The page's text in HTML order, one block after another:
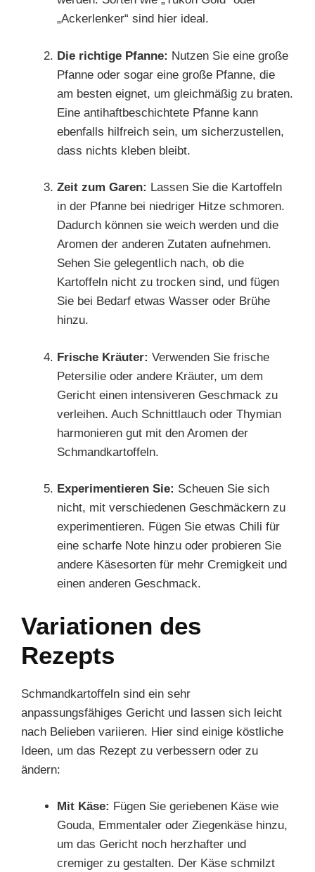
„Ackerlenker“ sind hier ideal.
Die richtige Pfanne: Nutzen Sie eine große
Pfanne oder sogar eine große Pfanne, die
am besten eignet, um gleichmäßig zu braten.
Eine antihaftbeschichtete Pfanne kann
ebenfalls hilfreich sein, um sicherzustellen,
dass nichts kleben bleibt.
Zeit zum Garen: Lassen Sie die Kartoffeln
in der Pfanne bei niedriger Hitze schmoren.
Dadurch können sie weich werden und die
Aromen der anderen Zutaten aufnehmen.
Sehen Sie gelegentlich nach, ob die
Kartoffeln nicht zu trocken sind, und fügen
Sie bei Bedarf etwas Wasser oder Brühe
hinzu.
Frische Kräuter: Verwenden Sie frische
Petersilie oder andere Kräuter, um dem
Gericht einen intensiveren Geschmack zu
verleihen. Auch Schnittlauch oder Thymian
harmonieren gut mit den Aromen der
Schmandkartoffeln.
Experimentieren Sie: Scheuen Sie sich
nicht, mit verschiedenen Geschmäckern zu
experimentieren. Fügen Sie etwas Chili für
eine scharfe Note hinzu oder probieren Sie
andere Käsesorten für mehr Cremigkeit und
einen anderen Geschmack.
Variationen des
Rezepts
Schmandkartoffeln sind ein sehr
anpassungsfähiges Gericht und lassen sich leicht
nach Belieben variieren. Hier sind einige köstliche
Ideen, um das Rezept zu verbessern oder zu
ändern:
Mit Käse: Fügen Sie geriebenen Käse wie
Gouda, Emmentaler oder Ziegenkäse hinzu,
um das Gericht noch herzhafter und
cremiger zu gestalten. Der Käse schmilzt